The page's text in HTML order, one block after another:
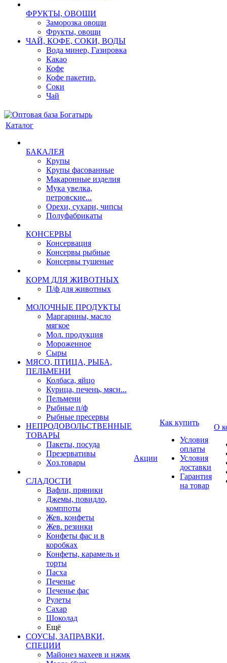
ФРУКТЫ, ОВОЩИ
Заморозка овощи
Фрукты, овощи
ЧАЙ, КОФЕ, СОКИ, ВОДЫ
Вода минер, Газировка
Какао
Кофе
Кофе пакетир.
Соки
Чай
Каталог
БАКАЛЕЯ
Крупы
Крупы фасованные
Макаронные изделия
Мука увелка,
петровские...
Орехи, сухари, чипсы
Полуфабрикаты
КОНСЕРВЫ
Консервация
Консервы рыбные
Консервы тушеные
КОРМ ДЛЯ ЖИВОТНЫХ
П/ф для животных
МОЛОЧНЫЕ ПРОДУКТЫ
Маргарины, масло
мягкое
Мол. продукция
Мороженное
Сыры
МЯСО, ПТИЦА, РЫБА,
ПЕЛЬМЕНИ
Колбаса, яйцо
Курица, печень, мясн...
Пельмени
Рыбные п/ф
Рыбные пресервы
НЕПРОДОВОЛЬСТВЕННЫЕ
ТОВАРЫ
Пакеты, посуда
Презервативы
Хоз.товары
СЛАДОСТИ
Вафли, пряники
Джемы, повидло,
комппоты
Жев. конфеты
Жев. резинки
Конфеты фас и в
коробках
Конфеты, карамель и
торты
Пасха
Печенье
Печенье фас
Рулеты
Сахар
Шоколад
Ещё
СОУСЫ, ЗАПРАВКИ,
СПЕЦИИ
Майонез махеев и нжмк
Акции
Как купить
Условия
оплаты
Условия
доставки
Гарантия
на товар
О